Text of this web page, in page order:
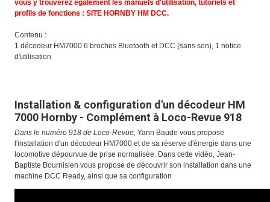
vous y trouverez également les manuels d'utilisation, tutoriels et
profils de fonctions : SITE HORNBY HM DCC.
Contenu :
1 décodeur HM7000 6 broches Bluetooth et DCC (sans son), 1 notice
d'utilisation
Installation & configuration d'un décodeur HM
7000 Hornby - Complément à Loco-Revue 918
Dans le numéro 918 de Loco-Revue, Yann Baude vous propose
l'installation d'un décodeur HM7000 et de sa réserve d'énergie dans une
locomotive dépourvue de prise normalisée. Dans cette vidéo, Jean-
Baptiste Bournisien vous propose de découvrir son installation dans une
machine DCC Ready, ainsi que sa configuration